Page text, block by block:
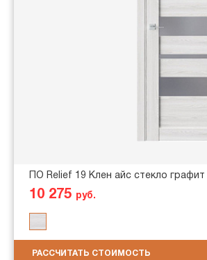
ПО Relief 19 Клен айс стекло графит
10 275 руб.
РАССЧИТАТЬ СТОИМОСТЬ